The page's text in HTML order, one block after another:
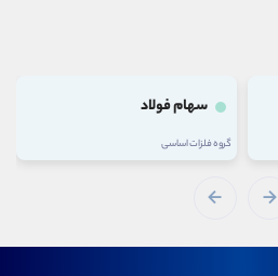
سهام فولاد
گروه فلزات اساسی